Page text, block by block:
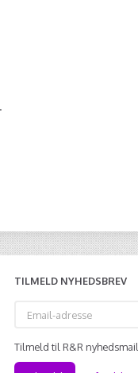
TILMELD NYHEDSBREV
adresse
Tilmeld til R&R nyhedsmail